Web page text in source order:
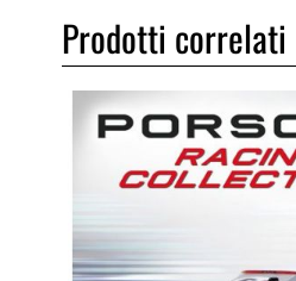
Prodotti correlati